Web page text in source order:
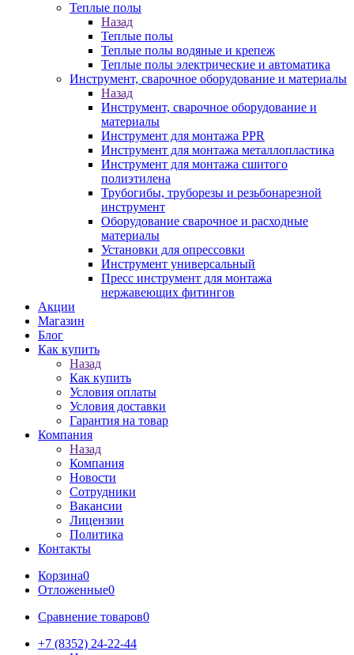
Теплые полы
Назад
Теплые полы
Теплые полы водяные и крепеж
Теплые полы электрические и автоматика
Инструмент, сварочное оборудование и материалы
Назад
Инструмент, сварочное оборудование и
материалы
Инструмент для монтажа PPR
Инструмент для монтажа металлопластика
Инструмент для монтажа сшитого
полиэтилена
Трубогибы, труборезы и резьбонарезной
инструмент
Оборудование сварочное и расходные
материалы
Установки для опрессовки
Инструмент универсальный
Пресс инструмент для монтажа
нержавеющих фитингов
Акции
Магазин
Блог
Как купить
Назад
Как купить
Условия оплаты
Условия доставки
Гарантия на товар
Компания
Назад
Компания
Новости
Сотрудники
Вакансии
Лицензии
Политика
Контакты
Корзина0
Отложенные0
Сравнение товаров0
+7 (8352) 24-22-44